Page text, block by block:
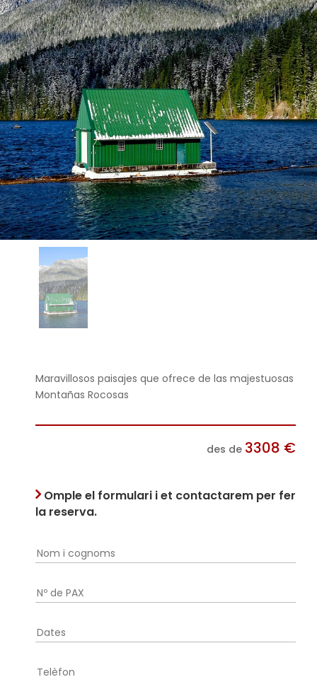
Maravillosos paisajes que ofrece de las majestuosas
Montañas Rocosas
des de 3308 €
Omple el formulari i et contactarem per fer
la reserva.